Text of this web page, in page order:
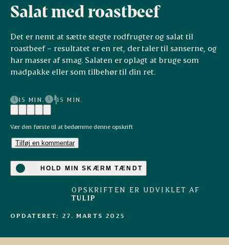
Salat med roastbeef
Det er nemt at sætte stegte rodfrugter og salat til
roastbeef – resultatet er en ret, der taler til sanserne, og
har masser af smag. Salaten er oplagt at bruge som
madpakke eller som tilbehør til din ret.
15 MIN. 15 MIN.
Vær den første til at bedømme denne opskrift
Tilføj en kommentar
HOLD MIN SKÆRM TÆNDT
OPSKRIFTEN ER UDVIKLET AF
TULIP
OPDATERET: 27. MARTS 2025